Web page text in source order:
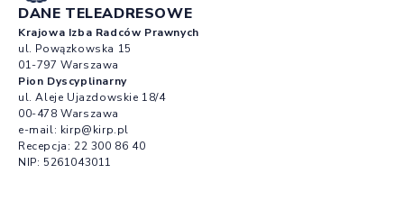
DANE TELEADRESOWE
Krajowa Izba Radców Prawnych
ul. Powązkowska 15
01-797 Warszawa
Pion Dyscyplinarny
ul. Aleje Ujazdowskie 18/4
00-478 Warszawa
e-mail: kirp@kirp.pl
Recepcja: 22 300 86 40
NIP: 5261043011